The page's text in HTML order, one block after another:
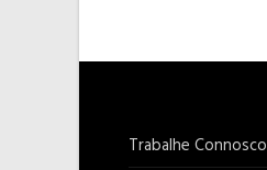
Trabalhe Connosco